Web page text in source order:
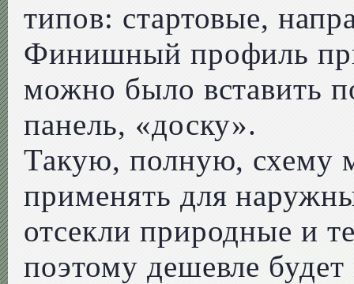
типов: стартовые,
Финишный профиль
можно было вставить
панель, «доску».
Такую, полную, схему
применять для
отсекли природные и
поэтому дешевле